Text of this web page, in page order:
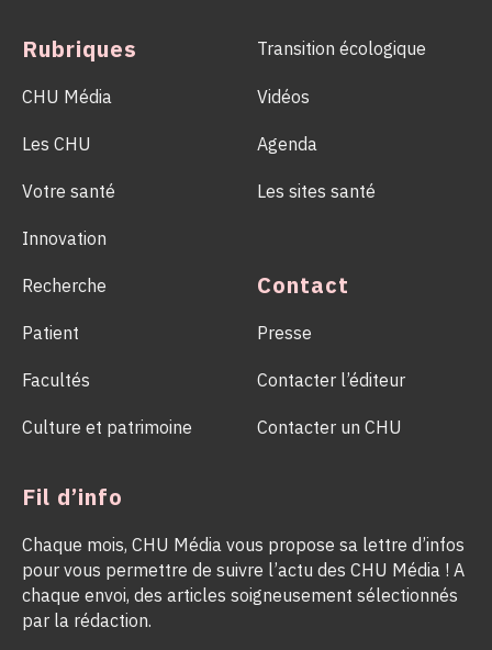
Rubriques
CHU Média
Les CHU
Votre santé
Innovation
Recherche
Patient
Facultés
Culture et patrimoine
Transition écologique
Vidéos
Agenda
Les sites santé
Contact
Presse
Contacter l’éditeur
Contacter un CHU
Fil d’info
Chaque mois, CHU Média vous propose sa lettre d’infos
pour vous permettre de suivre l’actu des CHU Média ! A
chaque envoi, des articles soigneusement sélectionnés
par la rédaction.